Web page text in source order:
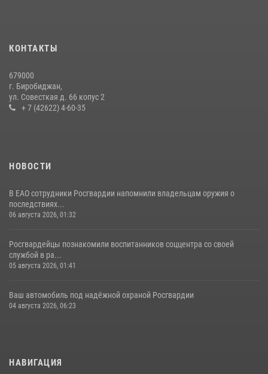
21 июля 2026, 04:18
Росгвардии в ЕАО
08 июля 2026, 04:54
КОНТАКТЫ
679000
г. Биробиджан,
ул. Совесткая д. 66 копус 2
+ 7 (42622) 4-60-35
НОВОСТИ
В ЕАО сотрудники Росгвардии напомнили владельцам оружия о
последствиях...
06 августа 2026, 01:32
Росгвардейцы познакомили воспитанников соццентра со своей
службой в ра...
05 августа 2026, 01:41
Ваш автомобиль под надёжной охраной Росгвардии
04 августа 2026, 06:23
НАВИГАЦИЯ